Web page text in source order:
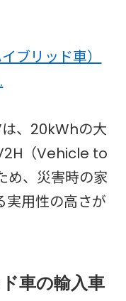
ブリッド車）
、20kWhの大
（Vehicle to
め、災害時の家
実用性の高さが
車の輸入車